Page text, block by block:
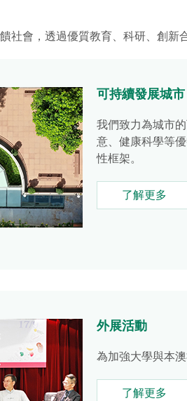
社會，透過優質教育、科研、創新
可持續發展城市
我們致力為城市
意、健康科學等
性框架。
了解更多
外展活動
為加強大學與本
了解更多